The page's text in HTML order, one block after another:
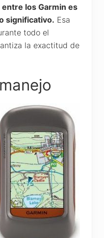
los Garmin es
significativo. Esa
todo el
la exactitud de